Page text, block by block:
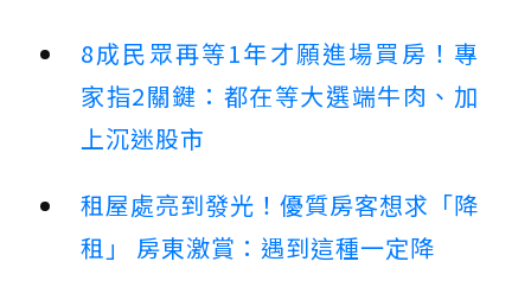
8成民眾再等1年才願進場買房！專
家指2關鍵：都在等大選端牛肉、加
上沉迷股市
租屋處亮到發光！優質房客想求「降
租」 房東激賞：遇到這種一定降